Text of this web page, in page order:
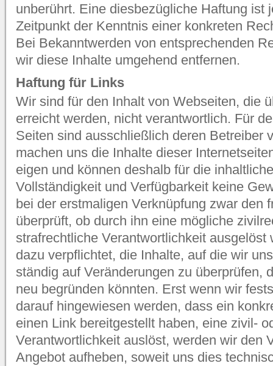
unberührt. Eine diesbezügliche Haftung ist
Zeitpunkt der Kenntnis einer konkreten
Bei Bekanntwerden von entsprechenden
wir diese Inhalte umgehend entfernen.
Haftung für Links
Wir sind für den Inhalt von Webseiten, die
erreicht werden, nicht verantwortlich. Für
Seiten sind ausschließlich deren Betreiber
machen uns die Inhalte dieser
eigen und können deshalb für die
Vollständigkeit und Verfügbarkeit keine
bei der erstmaligen Verknüpfung zwar den
überprüft, ob durch ihn eine mögliche
strafrechtliche Verantwortlichkeit ausgelöst
dazu verpflichtet, die Inhalte, auf die wir
ständig auf Veränderungen zu überprüfen,
neu begründen könnten. Erst wenn wir
darauf hingewiesen werden, dass ein
einen Link bereitgestellt haben, eine zivil-
Verantwortlichkeit auslöst, werden wir den
Angebot aufheben, soweit uns dies